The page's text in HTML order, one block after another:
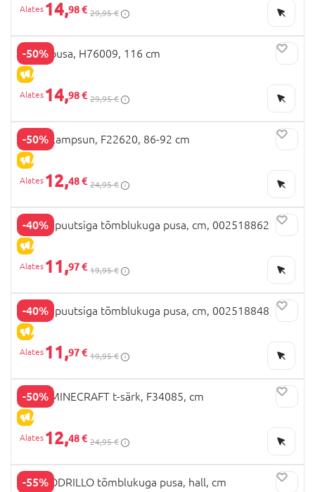
14,98 € 29,95 €
-50%
ALLAHINDLUS
NEXT pusa, H76009, 116 cm
14,98 € 29,95 €
-50%
ALLAHINDLUS
NEXT kampsun, F22620, 86-92 cm
12,48 € 24,95 €
-40%
ALLAHINDLUS
OVS kapuutsiga tõmblukuga pusa, cm, 002518862
11,97 € 19,95 €
-40%
ALLAHINDLUS
OVS kapuutsiga tõmblukuga pusa, cm, 002518848
11,97 € 19,95 €
-50%
ALLAHINDLUS
NEXT MINECRAFT t-särk, F34085, cm
12,48 € 24,95 €
-55%
COCCODRILLO tõmblukuga pusa, hall, cm